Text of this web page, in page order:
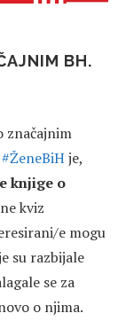
BH.
značajnim
#ŽeneBiHje,
knjige o
kviz
e mogu
su razbijale
se za
o njima.